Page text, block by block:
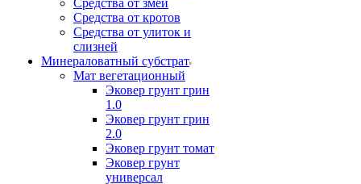
Средства от змей
Средства от кротов
Средства от улиток и
слизней
Минераловатный субстрат
Мат вегетационный
Эковер грунт грин
1.0
Эковер грунт грин
2.0
Эковер грунт томат
Эковер грунт
универсал